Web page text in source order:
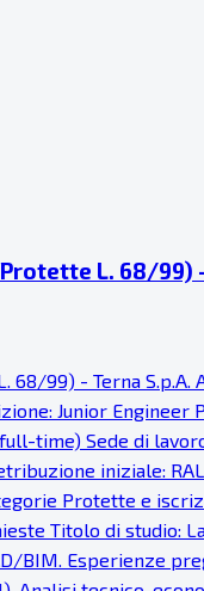
L. 68/99)
99) - Terna
Junior
time) Sede di
iniziale:
Protette e
Titolo di studio:
BIM. Esperienze